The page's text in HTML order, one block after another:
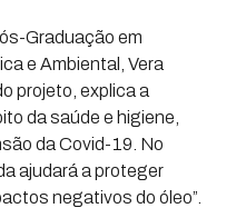
Graduação em
e Ambiental, Vera
projeto, explica a
da saúde e higiene,
da Covid-19. No
ajudará a proteger
negativos do óleo”.